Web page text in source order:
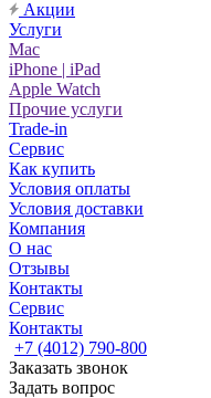
Акции
Услуги
Mac
iPhone | iPad
Apple Watch
Прочие услуги
Trade-in
Сервис
Как купить
Условия оплаты
Условия доставки
Компания
О нас
Отзывы
Контакты
Сервис
Контакты
+7 (4012) 790-800
Заказать звонок
Задать вопрос